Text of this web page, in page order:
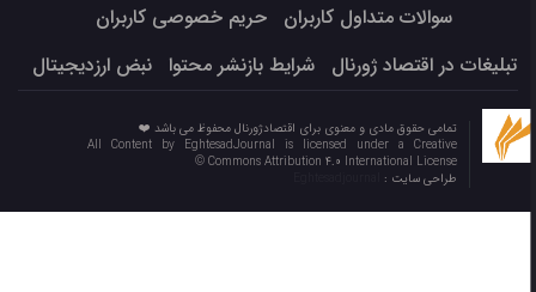
سوالات متداول کاربران
حریم خصوصی کاربران
تبلیغات در اقتصاد ژورنال
شرایط بازنشر محتوا نبض ارزدیجیتال
تمامی حقوق مادی و معنوی برای اقتصادژورنال محفوظ می باشد ❤️
All Content by EghtesadJournal is licensed under a Creative
Commons Attribution 4.0 International License ©️
طراحی سایت :